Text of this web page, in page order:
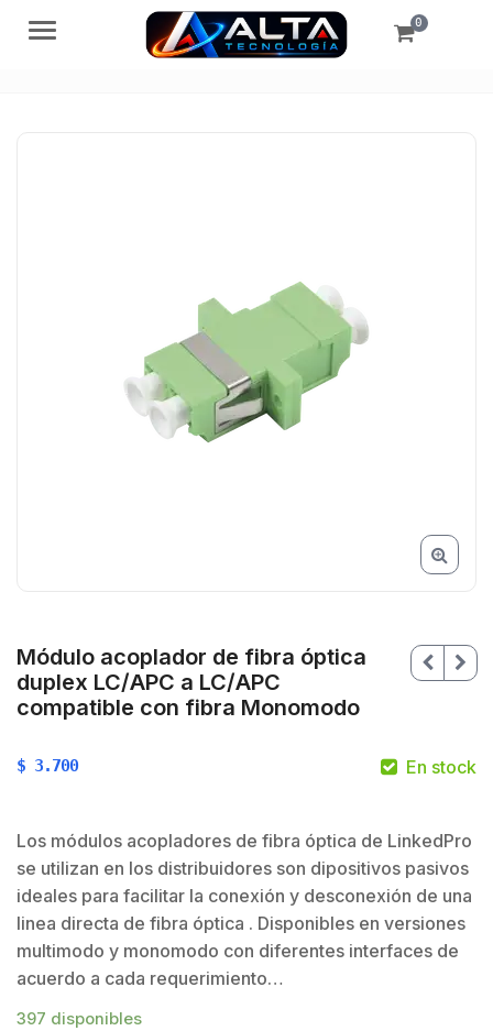
Menú 0
Módulo acoplador de fibra óptica
duplex LC/APC a LC/APC
compatible con fibra Monomodo
$
$
$ 3.700 En stock
Los módulos acopladores de fibra óptica de LinkedPro
se utilizan en los distribuidores son dipositivos pasivos
ideales para facilitar la conexión y desconexión de una
linea directa de fibra óptica . Disponibles en versiones
multimodo y monomodo con diferentes interfaces de
acuerdo a cada requerimiento…
397 disponibles